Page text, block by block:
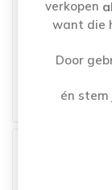
CUVEE DES
verkopen
want die
Door
én